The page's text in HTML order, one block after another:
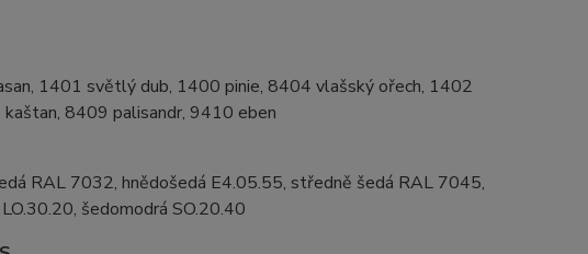
1401 světlý dub, 1400 pinie, 8404 vlašský ořech, 1402
8409 palisandr, 9410 eben
RAL 7032, hnědošedá E4.05.55, středně šedá RAL 7045,
šedomodrá SO.20.40